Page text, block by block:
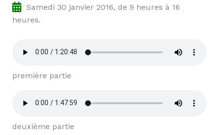
Samedi 30 janvier 2016, de 9 heures à 16
heures.
première partie
deuxième partie